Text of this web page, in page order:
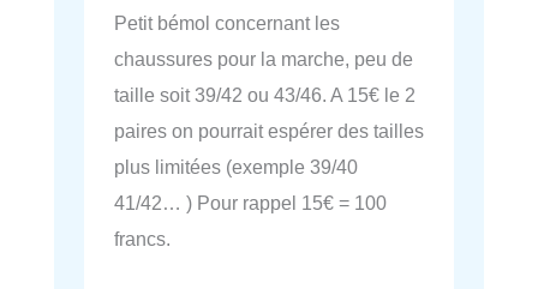
Petit bémol concernant les
chaussures pour la marche, peu de
taille soit 39/42 ou 43/46. A 15€ le 2
paires on pourrait espérer des tailles
plus limitées (exemple 39/40
41/42… ) Pour rappel 15€ = 100
francs.